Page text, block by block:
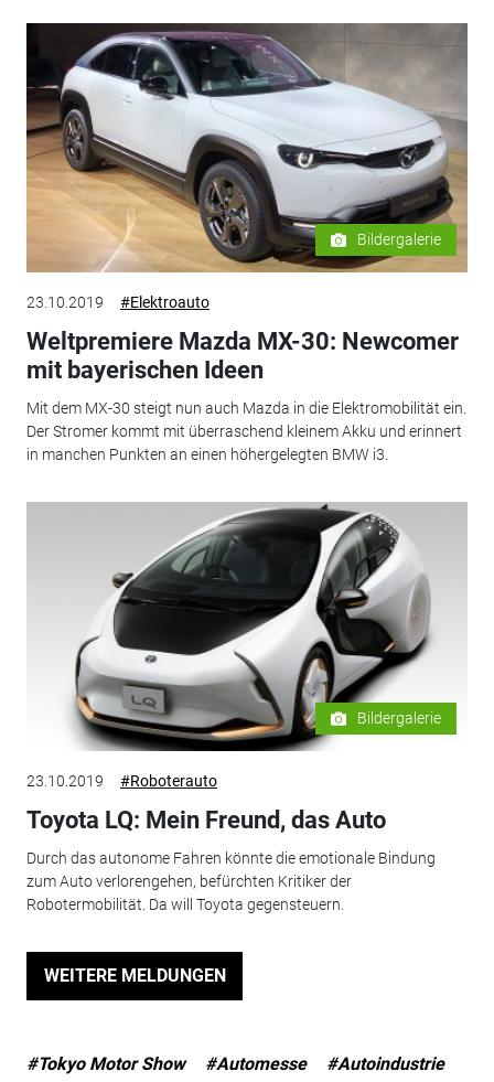
Bildergalerie
23.10.2019 #Elektroauto
Weltpremiere Mazda MX-30: Newcomer
mit bayerischen Ideen
Mit dem MX-30 steigt nun auch Mazda in die Elektromobilität ein.
Der Stromer kommt mit überraschend kleinem Akku und erinnert
in manchen Punkten an einen höhergelegten BMW i3.
Bildergalerie
23.10.2019 #Roboterauto
Toyota LQ: Mein Freund, das Auto
Durch das autonome Fahren könnte die emotionale Bindung
zum Auto verlorengehen, befürchten Kritiker der
Robotermobilität. Da will Toyota gegensteuern.
WEITERE MELDUNGEN
#Tokyo Motor Show #Automesse
#Autoindustrie